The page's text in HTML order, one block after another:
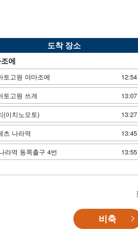
도착 장소
에
토고원 야마조에
12:54
토고원 쓰게
13:07
(이치노모토)
13:27
츠 나라역
13:45
라역 동쪽출구 4번
13:55
비축